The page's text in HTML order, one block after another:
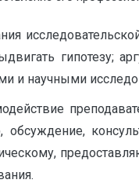
гипотезу;
и научными
обсуждение,